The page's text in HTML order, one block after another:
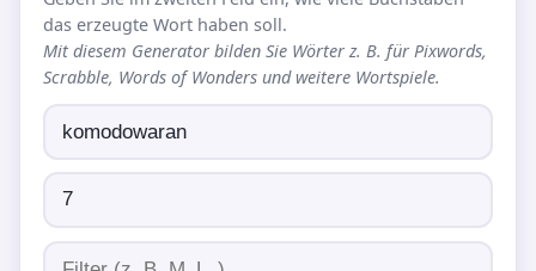
das erzeugte Wort haben soll.
Mit diesem Generator bilden Sie Wörter z. B. für Pixwords,
Scrabble, Words of Wonders und weitere Wortspiele.